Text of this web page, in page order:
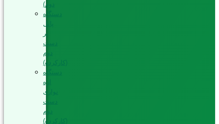
دوم)
دستگاه
پانل
بر
دست
دوم
(کارکرده)
دستگاه
اره
نواری
دست
دوم
(کارکرده)